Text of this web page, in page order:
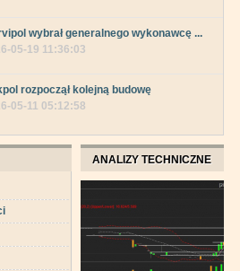
wybrał generalnego wykonawcę ...
05-19 11:36:03
rozpoczął kolejną budowę
05-11 05:12:58
ANALIZY TECHNICZNE